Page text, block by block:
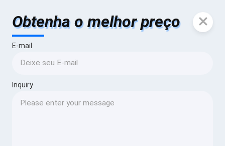
Obtenha o melhor preço
E-mail
Inquiry